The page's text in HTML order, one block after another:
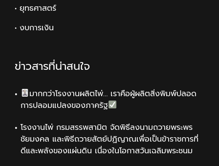
• ยุทธศาสตร์
• งบการเงิน
ข่าวสารที่น่าสนใจ
มากกว่าโรงงานผลิตไพ่… เราคือผู้ผลิตสิ่งพิมพ์ปลอด
การปลอมแปลงของภาครัฐ
โรงงานไพ่ กรมสรรพสามิต จัดพิธีลงนามถวายพระพร
ชัยมงคล และพิธีถวายสัตย์ปฏิญาณเพื่อเป็นข้าราชการที่
ดีและพลังของแผ่นดิน เนื่องในโอกาสวันเฉลิมพระชนม